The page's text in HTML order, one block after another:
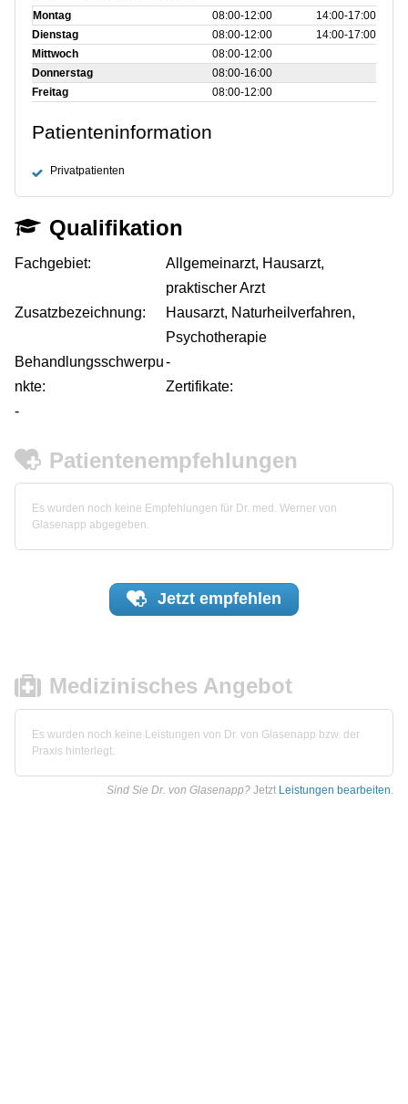
Montag 08:00‑12:00
14:00‑17:00
Dienstag
08:00‑12:00
14:00‑17:00
Mittwoch
08:00‑12:00
Donnerstag
08:00‑16:00
Freitag
08:00‑12:00
Patienteninformation
Privatpatienten
Qualifikation
Fachgebiet:
Allgemeinarzt, Hausarzt,
praktischer Arzt
Zusatzbezeichnung:
Hausarzt, Naturheilverfahren,
Psychotherapie
Behandlungsschwerpu
nkte:
-
Zertifikate:
-
Patientenempfehlungen
Es wurden noch keine Empfehlungen für Dr. med. Werner von
Glasenapp abgegeben.
Jetzt empfehlen
Medizinisches Angebot
Es wurden noch keine Leistungen von Dr. von Glasenapp bzw. der
Praxis hinterlegt.
Sind Sie Dr. von Glasenapp? Jetzt Leistungen bearbeiten.